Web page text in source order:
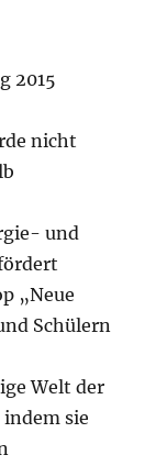
2015
nicht
und
„Neue
Schülern
Welt der
sie